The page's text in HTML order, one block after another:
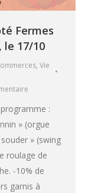
Fermes
le 17/10
, Vie
:
» (orgue
» (swing
roulage de
-10% de
garnis à